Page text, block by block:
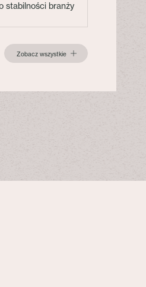
stabilności branży
Zobacz wszystkie